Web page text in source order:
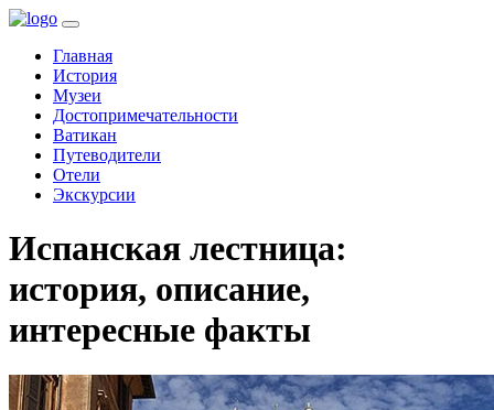
Главная(current)
История
Музеи
Достопримечательности
Ватикан
Путеводители
Отели
Экскурсии
Испанская лестница:
история, описание,
интересные факты